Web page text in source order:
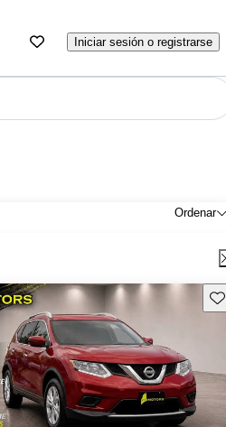
Iniciar sesión o registrarse
Ordenar